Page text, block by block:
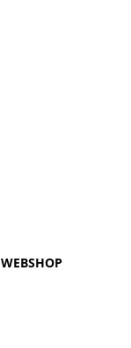
WEBSHOP